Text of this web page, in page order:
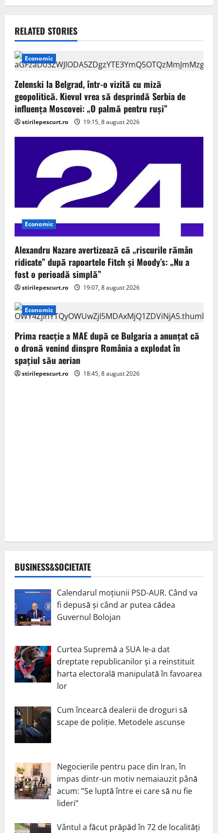
v
i
g
a
t
i
RELATED STORIES
Economic
Zelenski la Belgrad, într-o vizită cu miză
geopolitică. Kievul vrea să desprindă Serbia de
influența Moscovei: „O palmă pentru ruși”
stirilepescurt.ro 19:15, 8 august 2026
Economic
Alexandru Nazare avertizează că „riscurile rămân
ridicate” după rapoartele Fitch și Moody’s: „Nu a
fost o perioadă simplă”
stirilepescurt.ro 19:07, 8 august 2026
Economic
Prima reacție a MAE după ce Bulgaria a anunţat că
o dronă venind dinspre România a explodat în
spaţiul său aerian
stirilepescurt.ro 18:45, 8 august 2026
BUSINESS&SOCIETATE
Calendarul moțiunii PSD-AUR. Când va
fi depusă și când ar putea cădea
Guvernul Bolojan
Curtea Supremă a SUA le-a dat
dreptate republicanilor și a reinstituit
harta electorală manipulată în favoarea
lor
Cum încearcă dealerii de droguri să
scape de poliție. Metodele ascunse
Negocierile pentru pace din Iran, în
impas dintr-un motiv nemaiauzit până
acum: ”Se luptă între ei care să nu fie
lideri”
Vântul a făcut prăpăd în 72 de localități